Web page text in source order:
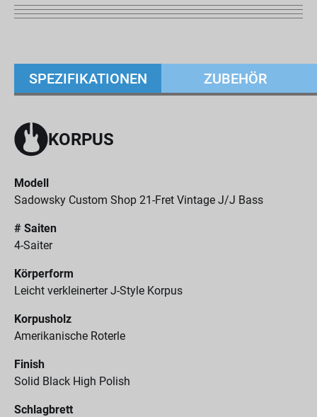
SPEZIFIKATIONEN ZUBEHÖR
KORPUS
Modell
Sadowsky Custom Shop 21-Fret Vintage J/J Bass
# Saiten
4-Saiter
Körperform
Leicht verkleinerter J-Style Korpus
Korpusholz
Amerikanische Roterle
Finish
Solid Black High Polish
Schlagbrett